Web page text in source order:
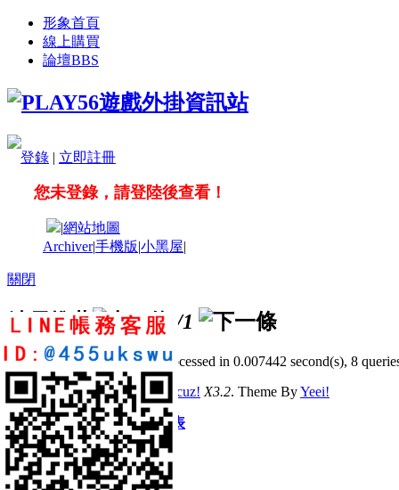
形象首頁
線上購買
論壇BBS
登錄 | 立即註冊
您未登錄，請登陸後查看！
|網站地圖
Archiver|手機版|小黑屋|
關閉
站長推薦 /1
GMT+8, 2026-8-6 23:12, Processed in 0.007442 second(s), 8
© 2001-2011 Powered byDiscuz! X3.2. Theme ByYeei!
快速回復 返回頂部 返回列表